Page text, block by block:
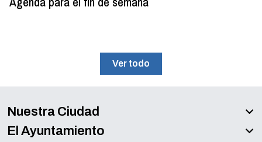
Ver todo
Nuestra Ciudad
El Ayuntamiento